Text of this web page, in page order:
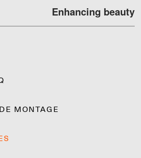
Enhancing beauty
MONTAGE